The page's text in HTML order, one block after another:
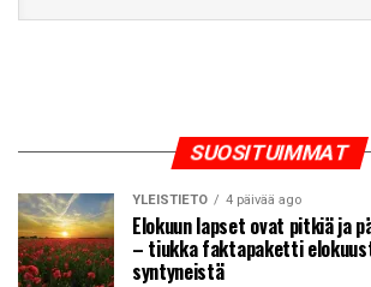
SUOSITUIMMAT
YLEISTIETO 4 päivää ago
Elokuun lapset ovat pitkiä ja
– tiukka faktapaketti
syntyneistä